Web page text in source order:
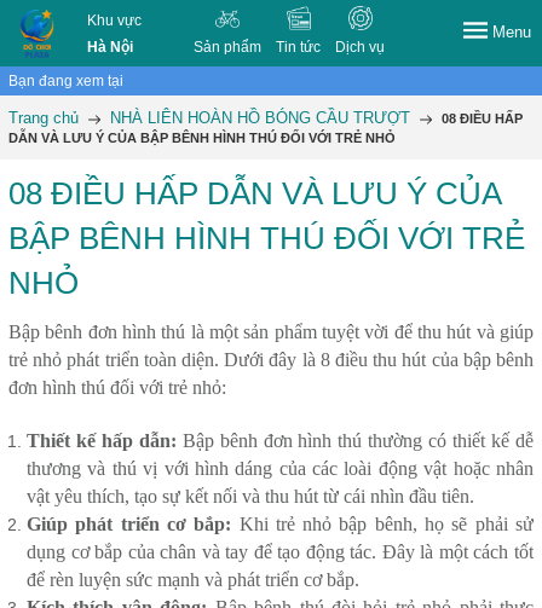
Khu vực
Hà Nội
Sản phẩm Tin tức Dịch vụ
Menu
Bạn đang xem tại
Trang chủ NHÀ LIÊN HOÀN HỒ BÓNG CẦU TRƯỢT
08 ĐIỀU HẤP
DẪN VÀ LƯU Ý CỦA BẬP BÊNH HÌNH THÚ ĐỐI VỚI TRẺ NHỎ
08 ĐIỀU HẤP DẪN VÀ LƯU Ý CỦA
BẬP BÊNH HÌNH THÚ ĐỐI VỚI TRẺ
NHỎ
Bập bênh đơn hình thú là một sản phẩm tuyệt vời để thu hút và giúp
trẻ nhỏ phát triển toàn diện. Dưới đây là 8 điều thu hút của bập bênh
đơn hình thú đối với trẻ nhỏ:
Thiết kế hấp dẫn: Bập bênh đơn hình thú thường có thiết kế dễ
thương và thú vị với hình dáng của các loài động vật hoặc nhân
vật yêu thích, tạo sự kết nối và thu hút từ cái nhìn đầu tiên.
Giúp phát triển cơ bắp: Khi trẻ nhỏ bập bênh, họ sẽ phải sử
dụng cơ bắp của chân và tay để tạo động tác. Đây là một cách tốt
để rèn luyện sức mạnh và phát triển cơ bắp.